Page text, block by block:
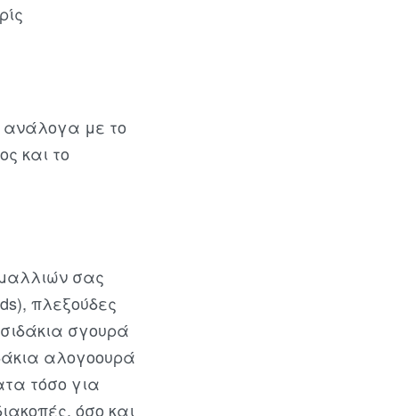
ανάλογα με το
και το
σας
πλεξούδες
σγουρά
αλογοουρά
τόσο για
όσο και